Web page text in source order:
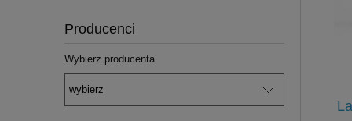
Producenci
Wybierz producenta